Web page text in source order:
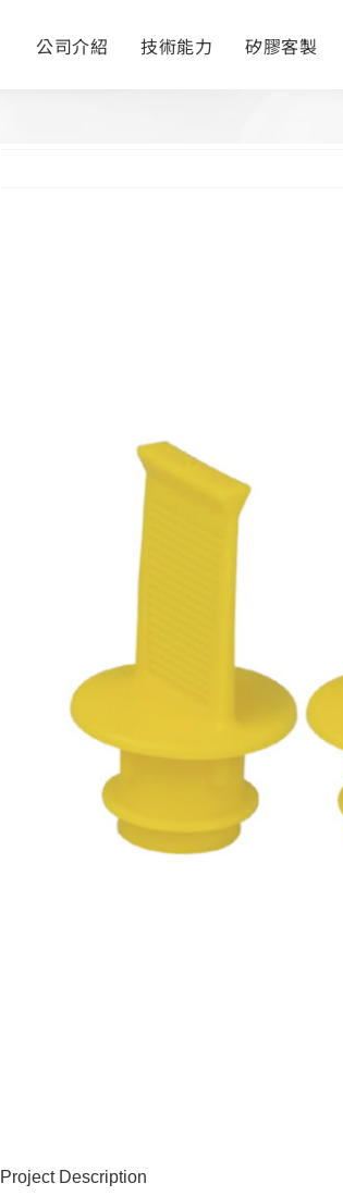
公司介紹 技術能力 矽膠客製
Project Description